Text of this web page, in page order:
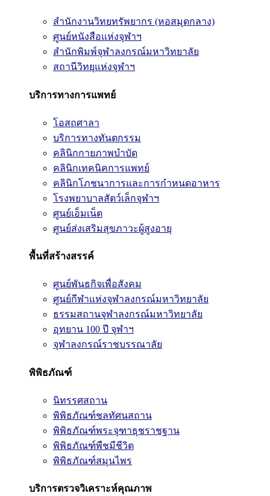
สำนักงานวิทยทรัพยากร (หอสมุดกลาง)
ศูนย์หนังสือแห่งจุฬาฯ
สำนักพิมพ์จุฬาลงกรณ์มหาวิทยาลัย
สถานีวิทยุแห่งจุฬาฯ
บริการทางการแพทย์
โอสถศาลา
บริการทางทันตกรรม
คลินิกกายภาพบำบัด
คลินิกเทคนิคการแพทย์
คลินิกโภชนาการและการกำหนดอาหาร
โรงพยาบาลสัตว์เล็กจุฬาฯ
ศูนย์เอ็มเน็ต
ศูนย์ส่งเสริมสุขภาวะผู้สูงอายุ
พื้นที่สร้างสรรค์
ศูนย์พันธกิจเพื่อสังคม
ศูนย์กีฬาแห่งจุฬาลงกรณ์มหาวิทยาลัย
ธรรมสถานจุฬาลงกรณ์มหาวิทยาลัย
อุทยาน 100 ปี จุฬาฯ
จุฬาลงกรณ์ราชบรรณาลัย
พิพิธภัณฑ์
นิทรรศสถาน
พิพิธภัณฑ์ชลทัศนสถาน
พิพิธภัณฑ์พระจุฑาธุชราชฐาน
พิพิธภัณฑ์พืชมีชีวิต
พิพิธภัณฑ์สมุนไพร
บริการตรวจวิเคราะห์คุณภาพ